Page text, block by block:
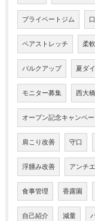
プライベートジム
ペアストレッチ 柔
バルクアップ 夏ダ
モニター募集 西大
オープン記念キャンペ
肩こり改善 守口
浮腫み改善 アンチ
食事管理 香露園
自己紹介 減量